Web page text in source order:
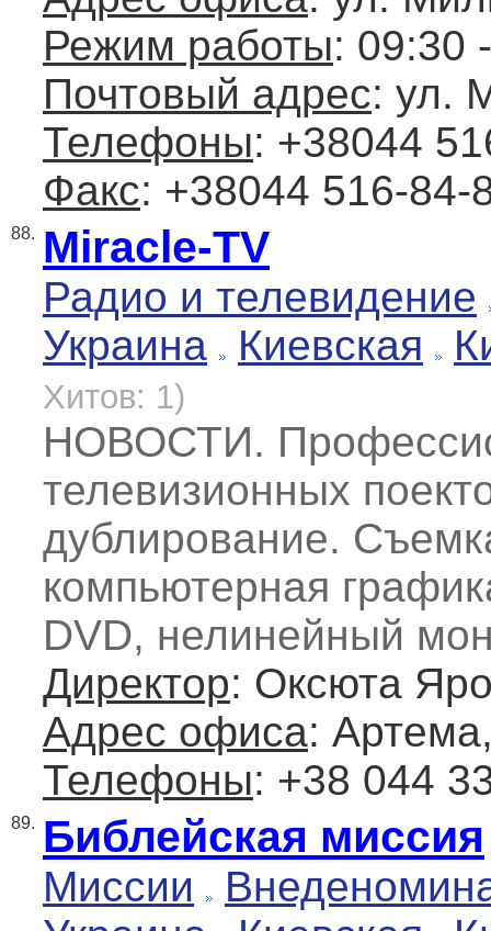
Режим работы: 09:30
Почтовый адрес: ул.
Телефоны: +38044
Факс: +38044 516-84-
88. Miracle-TV
Радио и телевидение
Украина
Киевская
Хитов: 1)
НОВОСТИ.
телевизионных
дублирование.
компьютерная
DVD, нелинейный
Директор: Оксюта
Адрес офиса:
Телефоны: +38 044
89. Библейская миссия
Миссии